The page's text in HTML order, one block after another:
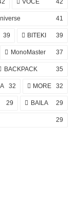
VOCE 42
41
39 BITEKI 39
MonoMaster 37
BACKPACK 35
32 MORE 32
29 BAILA 29
29